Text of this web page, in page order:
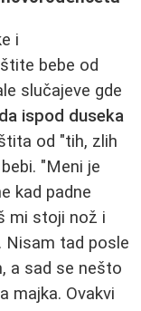
i
bebe od
slučajeve gde
ispod duseka
od "tih, zlih
"Meni je
kad padne
mi stoji nož i
Nisam tad posle
a sad se nešto
majka. Ovakvi